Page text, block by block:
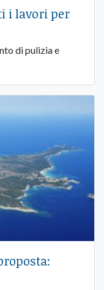
i lavori per
di pulizia e